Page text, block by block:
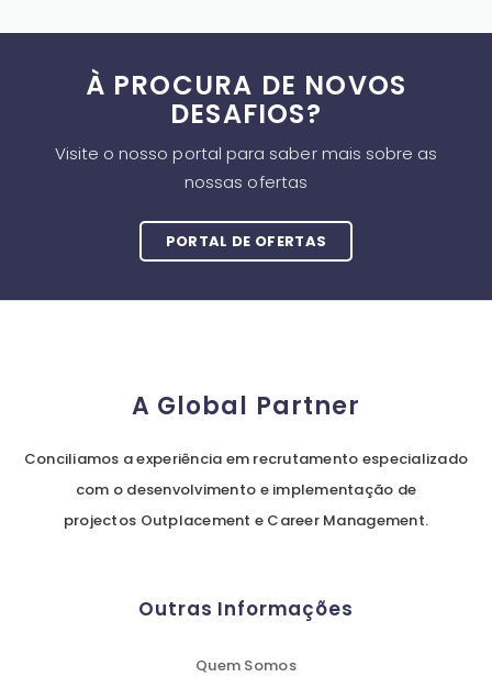
À PROCURA DE NOVOS
DESAFIOS?
Visite o nosso portal para saber mais sobre as
nossas ofertas
PORTAL DE OFERTAS
A Global Partner
Conciliamos a experiência em recrutamento especializado
com o desenvolvimento e implementação de
projectos Outplacement e Career Management.
Outras Informações
Quem Somos